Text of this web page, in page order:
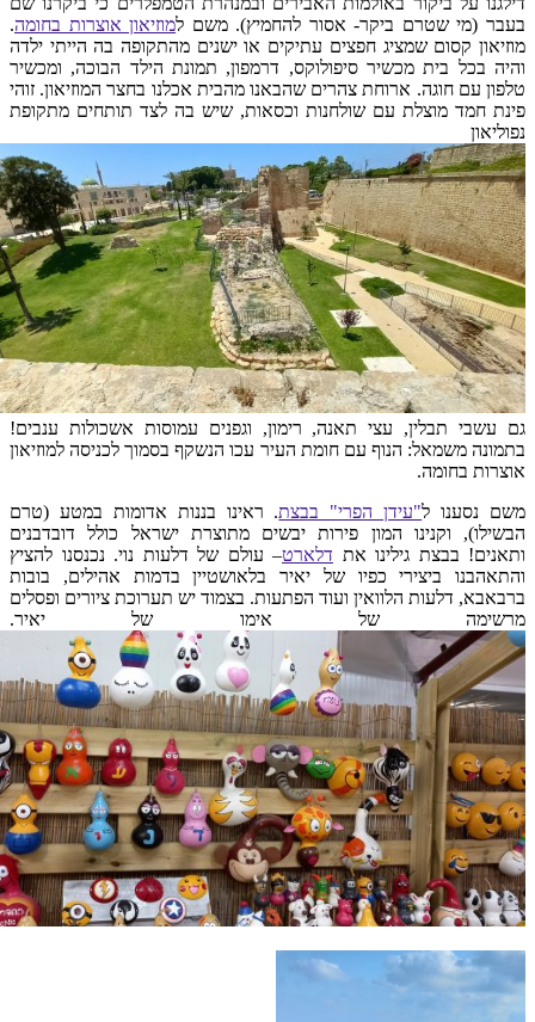
בעבר (מי שטרם ביקר- אסור להחמיץ). משם למוזיאון אוצרות בחומה.
מוזיאון קסום שמציג חפצים עתיקים או ישנים מהתקופה בה הייתי ילדה
והיה בכל בית מכשיר סיפולוקס, דרמפון, תמונת הילד הבוכה, ומכשיר
טלפון עם חוגה. ארוחת צהרים שהבאנו מהבית אכלנו בחצר המוזיאון. זוהי
פינת חמד מוצלת עם שולחנות וכסאות, שיש בה לצד תותחים מתקופת
נפוליאון
גם עשבי תבלין, עצי תאנה, רימון, וגפנים עמוסות אשכולות ענבים!
בתמונה משמאל: הנוף עם חומת העיר עכו הנשקף בסמוך לכניסה למוזיאון
אוצרות בחומה.
משם נסענו ל"עידן הפרי" בבצת. ראינו בננות אדומות במטע (טרם
הבשילו), וקנינו המון פירות יבשים מתוצרת ישראל כולל דובדבנים
ותאנים! בבצת גילינו את דלארט– עולם של דלעות נוי. נכנסנו להציץ
והתאהבנו ביצירי כפיו של יאיר בלאושטיין בדמות אהילים, בובות
ברבאבא, דלעות הלוואין ועוד הפתעות. בצמוד יש תערוכת ציורים ופסלים
מרשימה של אימו של יאיר.